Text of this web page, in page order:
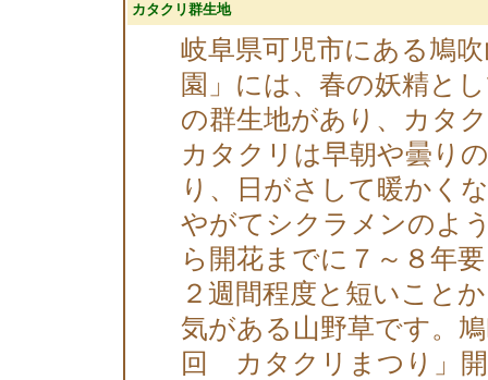
カタクリ群生地
岐阜県可児市にある鳩
園」には、春の妖精と
の群生地があり、カタ
カタクリは早朝や曇り
り、日がさして暖かく
やがてシクラメンのよ
ら開花までに７～８年
２週間程度と短いこと
気がある山野草です。
回 カタクリまつり」